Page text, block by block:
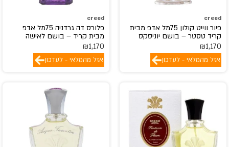
creed
פיור ווייט קולון 75מל אדפ מבית
קריד טסטר – בושם יוניסקס
₪1,170
אזל מהמלאי - לעדכון
creed
פלורס דה גרדניה 75מל אדפ
מבית קריד – בושם לאישה
₪1,170
אזל מהמלאי - לעדכון